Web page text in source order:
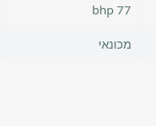
77 bhp
מכונאי